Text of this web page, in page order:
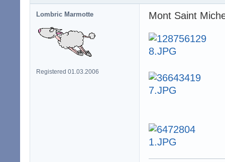
Lombric Marmotte
Registered 01.03.2006
Mont Saint